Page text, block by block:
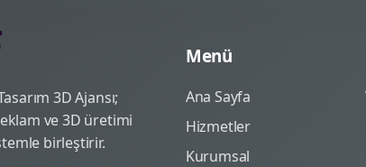
3D Ajansı;
ve 3D üretimi
birleştirir.
Menü
Ana Sayfa
Hizmetler
Kurumsal